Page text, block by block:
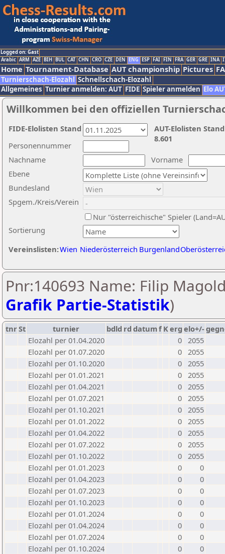
Logged on: Gast
Arabic ARM AZE BIH BUL CAT CHN CRO CZE DEN ENG ESP FAI FIN FRA GER GRE INA
Home Tournament-Database AUT championship Pictures
Turnierschach-Elozahl Schnellschach-Elozahl
Allgemeines Turnier anmelden: AUT FIDE Spieler anmelden Elo
Willkommen bei den offiziellen
Nachname
Vorname
Ebene
Sortierung
Personennummer
Bundesland
Spgem./Kreis/Verein
Nur "österreichische" Spieler
Vereinslisten:Wien Niederösterreich Burgenland
AUT-Elolisten
8.601
FIDE-Elolisten Stand
Pnr:140693 Name: Filip
Grafik Partie-Statistik)
tnrSt turnier bdld rd datumf Kerg elo+/-
Elozahl per 01.04.2020
0 2055
Elozahl per 01.07.2020
0 2055
Elozahl per 01.10.2020
0 2055
Elozahl per 01.01.2021
0 2055
Elozahl per 01.04.2021
0 2055
Elozahl per 01.07.2021
0 2055
Elozahl per 01.10.2021
0 2055
Elozahl per 01.01.2022
0 2055
Elozahl per 01.04.2022
0 2055
Elozahl per 01.07.2022
0 2055
Elozahl per 01.10.2022
0 2055
Elozahl per 01.01.2023
0
0
Elozahl per 01.04.2023
0
0
Elozahl per 01.07.2023
0
0
Elozahl per 01.10.2023
0
0
Elozahl per 01.01.2024
0
0
Elozahl per 01.04.2024
0
0
Elozahl per 01.07.2024
0
0
Elozahl per 01.10.2024
0
0